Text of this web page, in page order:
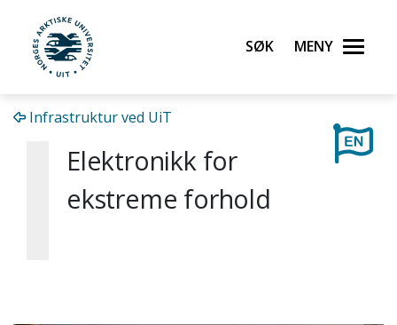
Gå til hovedinnhold
UiT Norges arktiske universitet
Søk Meny
Infrastruktur ved UiT
Elektronikk for
ekstreme forhold